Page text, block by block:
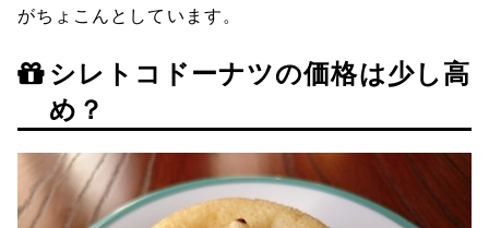
がちょこんとしています。
シレトコドーナツの価格は少し高
め？